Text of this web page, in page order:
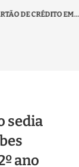
EM... COM FIM
sedia
ano